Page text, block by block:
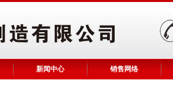
新闻中心 销售网络